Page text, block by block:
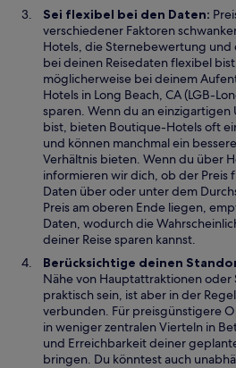
Sei flexibel bei den Daten:
verschiedener Faktoren
Hotels, die Sternebewertung und
bei deinen Reisedaten flexibel
möglicherweise bei deinem
Hotels in Long Beach, CA (LGB-
sparen. Wenn du an
bist, bieten Boutique-Hotels oft
und können manchmal ein
Verhältnis bieten. Wenn du über
informieren wir dich, ob der Preis
Daten über oder unter dem
Preis am oberen Ende liegen,
Daten, wodurch die
deiner Reise sparen kannst.
Berücksichtige deinen
Nähe von Hauptattraktionen oder
praktisch sein, ist aber in der
verbunden. Für preisgünstigere
in weniger zentralen Vierteln in
und Erreichbarkeit deiner
bringen. Du könntest auch